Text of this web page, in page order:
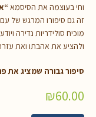
וחי בעוצמה את הסיסמא
זה גם סיפורו המרגש של
מוכיח סולידריות נדירה
ולהציע את אהבתו ואת
סיפור גבורה שמציג את
₪60.00